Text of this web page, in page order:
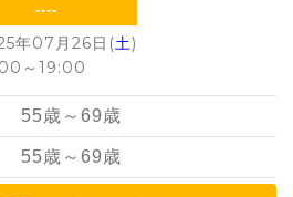
----
年07月26日(土)
～ 19:00
55歳～69歳
55歳～69歳